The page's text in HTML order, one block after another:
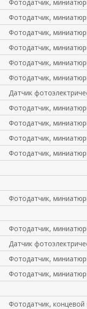
Фотодатчик,
Фотодатчик,
Фотодатчик,
Фотодатчик,
Фотодатчик,
Фотодатчик,
Датчик
Фотодатчик,
Фотодатчик,
Фотодатчик,
Фотодатчик,
Фотодатчик,
Фотодатчик,
Датчик
Фотодатчик,
Фотодатчик,
Фотодатчик,